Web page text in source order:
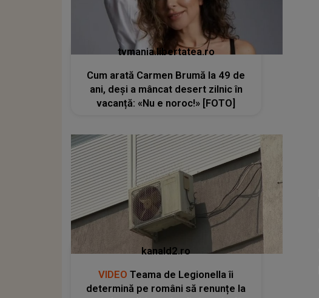
tvmania.libertatea.ro
Cum arată Carmen Brumă la 49 de
ani, deși a mâncat desert zilnic în
vacanță: «Nu e noroc!» [FOTO]
kanald2.ro
VIDEO Teama de Legionella îi
determină pe români să renunțe la